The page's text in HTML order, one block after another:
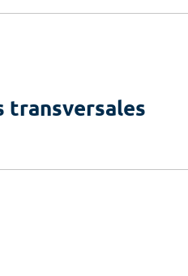
transversales